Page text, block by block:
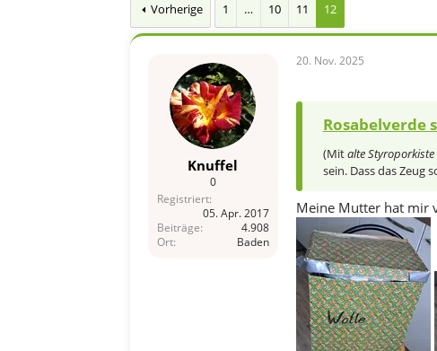
t
e
t
e
l
t
a
m
Vorherige 1 … 10 11 12
Knuffel
0
Registriert
05. Apr. 2017
Beiträge
4.908
Ort
Baden
20. Nov. 2025
Rosabelverde
(Mitalte Styroporkiste
sein. Dass das Zeug
Meine Mutter hat mir